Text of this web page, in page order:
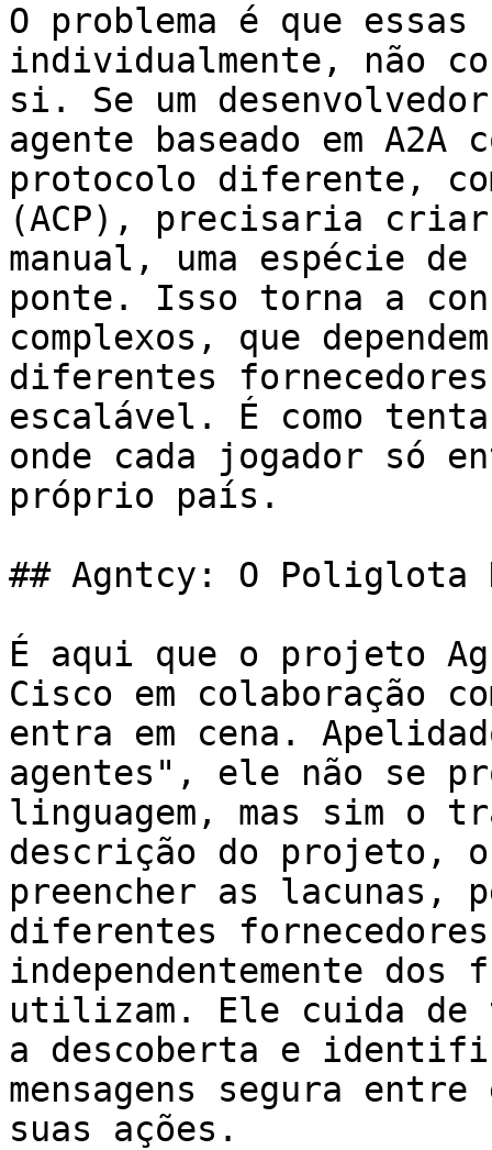
O problema é que essas
individualmente, não
si. Se um
agente baseado em A2A
protocolo diferente,
(ACP), precisaria criar
manual, uma espécie
ponte. Isso torna a
complexos, que
diferentes
escalável. É como
onde cada jogador só
próprio país.
## Agntcy: O
É aqui que o projeto
Cisco em colaboração
entra em cena.
agentes", ele não se
linguagem, mas sim o
descrição do projeto,
preencher as lacunas,
diferentes fornecedores
independentemente dos
utilizam. Ele cuida de
a descoberta e
mensagens segura
suas ações.